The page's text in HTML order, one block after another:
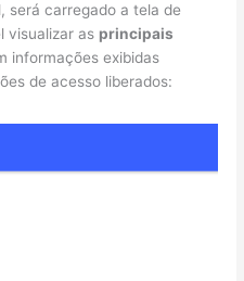
será carregado a tela de
visualizar as principais
informações exibidas
de acesso liberados: